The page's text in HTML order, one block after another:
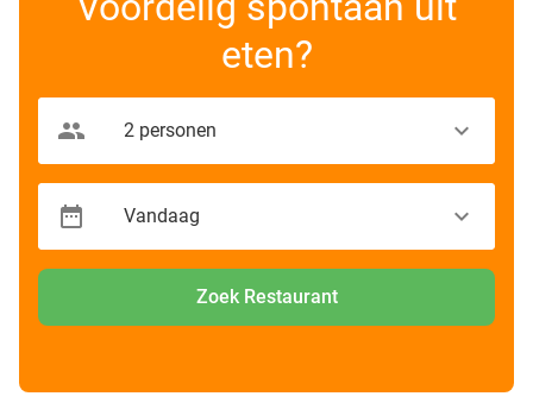
eten?
Zoek Restaurant